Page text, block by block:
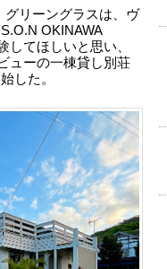
グリーングラスは、ヴ
OKINAWA
してほしいと思い、
ューの一棟貸し別荘
した。